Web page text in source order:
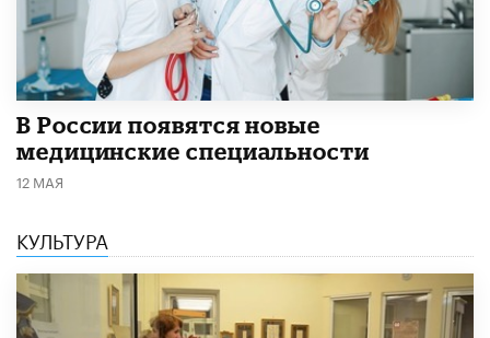
В России появятся новые
медицинские специальности
12 МАЯ
КУЛЬТУРА